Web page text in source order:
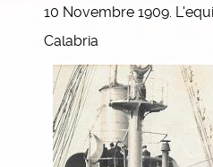
10 Novembre 1909.
Calabria